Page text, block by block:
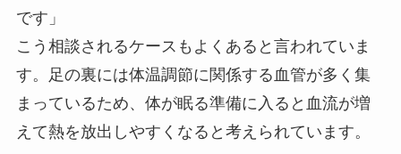
です」
こう相談されるケースもよくあると言われていま
す。足の裏には体温調節に関係する血管が多く集
まっているため、体が眠る準備に入ると血流が増
えて熱を放出しやすくなると考えられています。